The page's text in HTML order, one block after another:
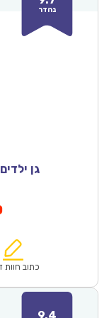
נהדר
גן ילדים
המחיר
הוא:
כתוב חוות
9.4